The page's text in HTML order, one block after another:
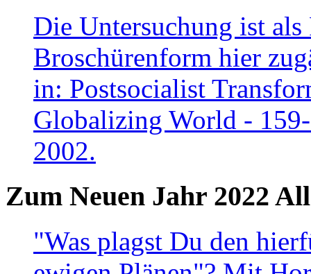
Die Untersuchung ist
Broschürenform hier
in: Postsocialist
Globalizing World -
2002.
Zum Neuen Jahr 2022
"Was plagst Du den